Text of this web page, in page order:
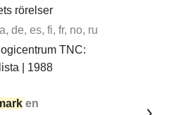
rörelser
de, es, fi, fr, no, ru
TNC:
| 1988
en